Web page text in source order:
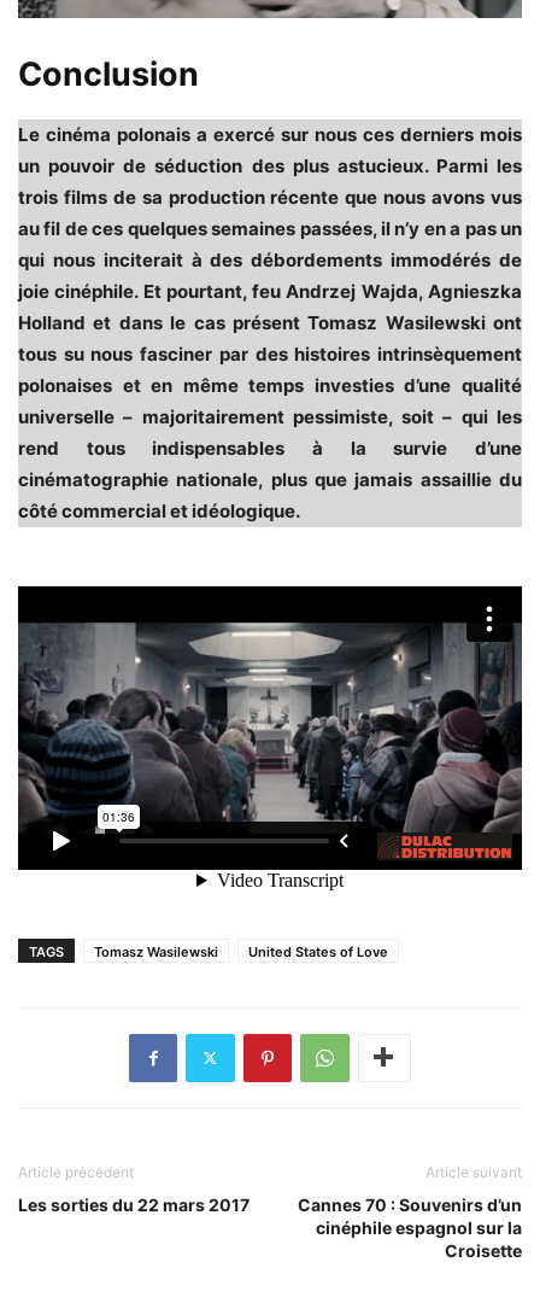
Conclusion
Le cinéma polonais a exercé sur nous ces derniers mois
un pouvoir de séduction des plus astucieux. Parmi les
trois films de sa production récente que nous avons vus
au fil de ces quelques semaines passées, il n’y en a pas un
qui nous inciterait à des débordements immodérés de
joie cinéphile. Et pourtant, feu Andrzej Wajda, Agnieszka
Holland et dans le cas présent Tomasz Wasilewski ont
tous su nous fasciner par des histoires intrinsèquement
polonaises et en même temps investies d’une qualité
universelle – majoritairement pessimiste, soit – qui les
rend tous indispensables à la survie d’une
cinématographie nationale, plus que jamais assaillie du
côté commercial et idéologique.
TAGS Tomasz Wasilewski United States of Love
Article précédent
Les sorties du 22 mars 2017
Article suivant
Cannes 70 : Souvenirs d’un
cinéphile espagnol sur la
Croisette